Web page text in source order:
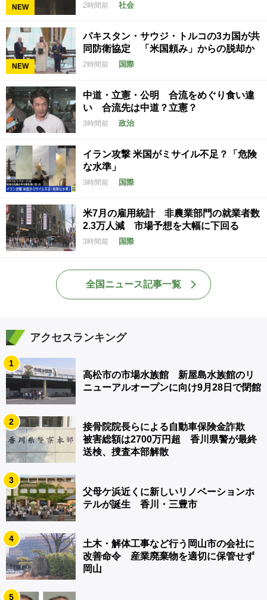
NEW 2時間前 社会
NEW
パキスタン・サウジ・トルコの3カ国が共
同防衛協定 「米国頼み」からの脱却か
2時間前 国際
中道・立憲・公明 合流をめぐり食い違
い 合流先は中道？立憲？
3時間前 政治
イラン攻撃 米国がミサイル不足？「危険
な水準」
3時間前 国際
米7月の雇用統計 非農業部門の就業者数
2.3万人減 市場予想を大幅に下回る
3時間前 国際
全国ニュース記事一覧
アクセスランキング
1
高松市の市場水族館 新屋島水族館のリ
ニューアルオープンに向け9月28日で閉館
2
接骨院院長らによる自動車保険金詐欺
被害総額は2700万円超 香川県警が最終
送検、捜査本部解散
3
父母ケ浜近くに新しいリノベーションホ
テルが誕生 香川・三豊市
4
土木・解体工事など行う岡山市の会社に
改善命令 産業廃棄物を適切に保管せず
岡山
5